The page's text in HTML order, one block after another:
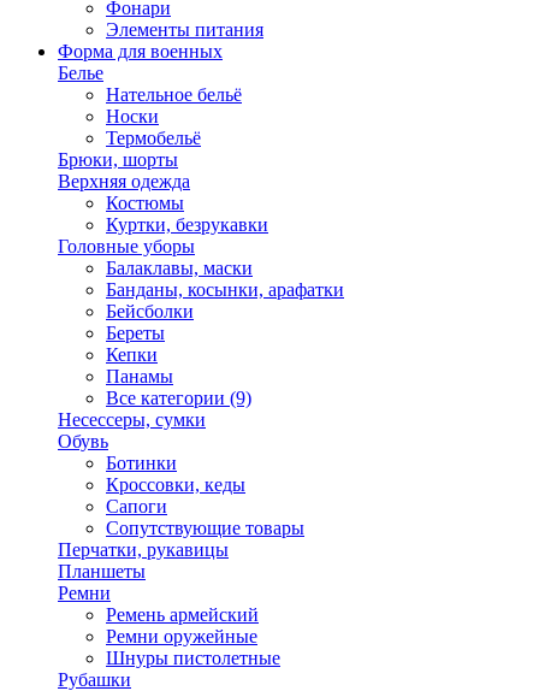
Фонари
Элементы питания
Форма для военных
Белье
Нательное бельё
Носки
Термобельё
Брюки, шорты
Верхняя одежда
Костюмы
Куртки, безрукавки
Головные уборы
Балаклавы, маски
Банданы, косынки, арафатки
Бейсболки
Береты
Кепки
Панамы
Все категории (9)
Несессеры, сумки
Обувь
Ботинки
Кроссовки, кеды
Сапоги
Сопутствующие товары
Перчатки, рукавицы
Планшеты
Ремни
Ремень армейский
Ремни оружейные
Шнуры пистолетные
Рубашки